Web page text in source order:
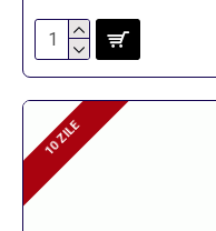
10 ZILE
10 ZILE